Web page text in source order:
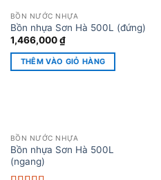
BỒN NƯỚC NHỰA
Bồn nhựa Sơn Hà 500L (đứng)
1,466,000₫
THÊM VÀO GIỎ HÀNG
BỒN NƯỚC NHỰA
Bồn nhựa Sơn Hà 500L
(ngang)